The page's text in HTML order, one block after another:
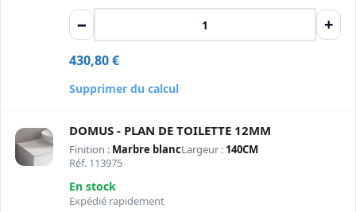
− +
430,80€
Supprimer du calcul
DOMUS - PLAN DE TOILETTE 12MM
Finition : Marbre blancLargeur : 140CM
Réf. 113975
En stock
Expédié rapidement